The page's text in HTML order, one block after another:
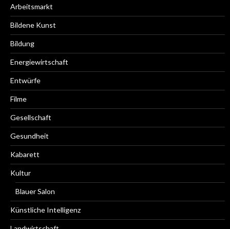
Arbeitsmarkt
Bildene Kunst
Bildung
Energiewirtschaft
Entwürfe
Filme
Gesellschaft
Gesundheit
Kabarett
Kultur
Blauer Salon
Künstliche Intelligenz